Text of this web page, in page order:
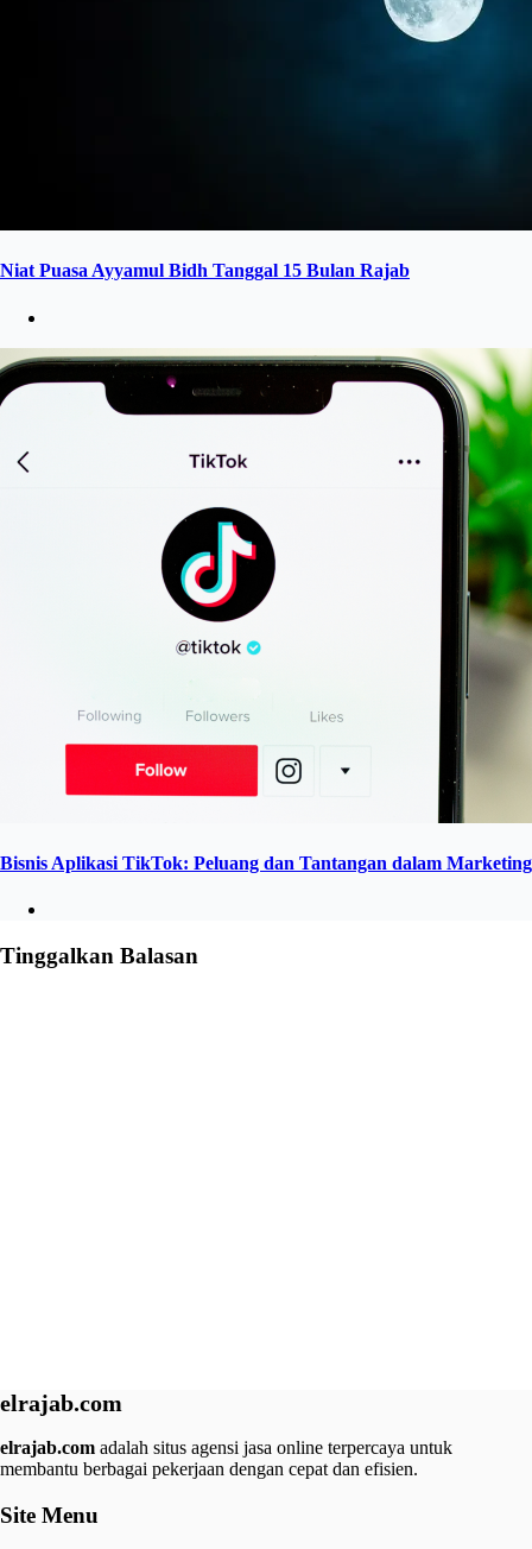
Niat Puasa Ayyamul Bidh Tanggal 15 Bulan Rajab
Bisnis Aplikasi TikTok: Peluang dan Tantangan dalam Marketing
Tinggalkan Balasan
elrajab.com
elrajab.com adalah situs agensi jasa online terpercaya untuk
membantu berbagai pekerjaan dengan cepat dan efisien.
Site Menu